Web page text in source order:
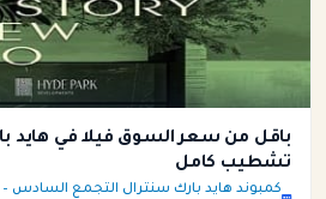
تشطيب كامل